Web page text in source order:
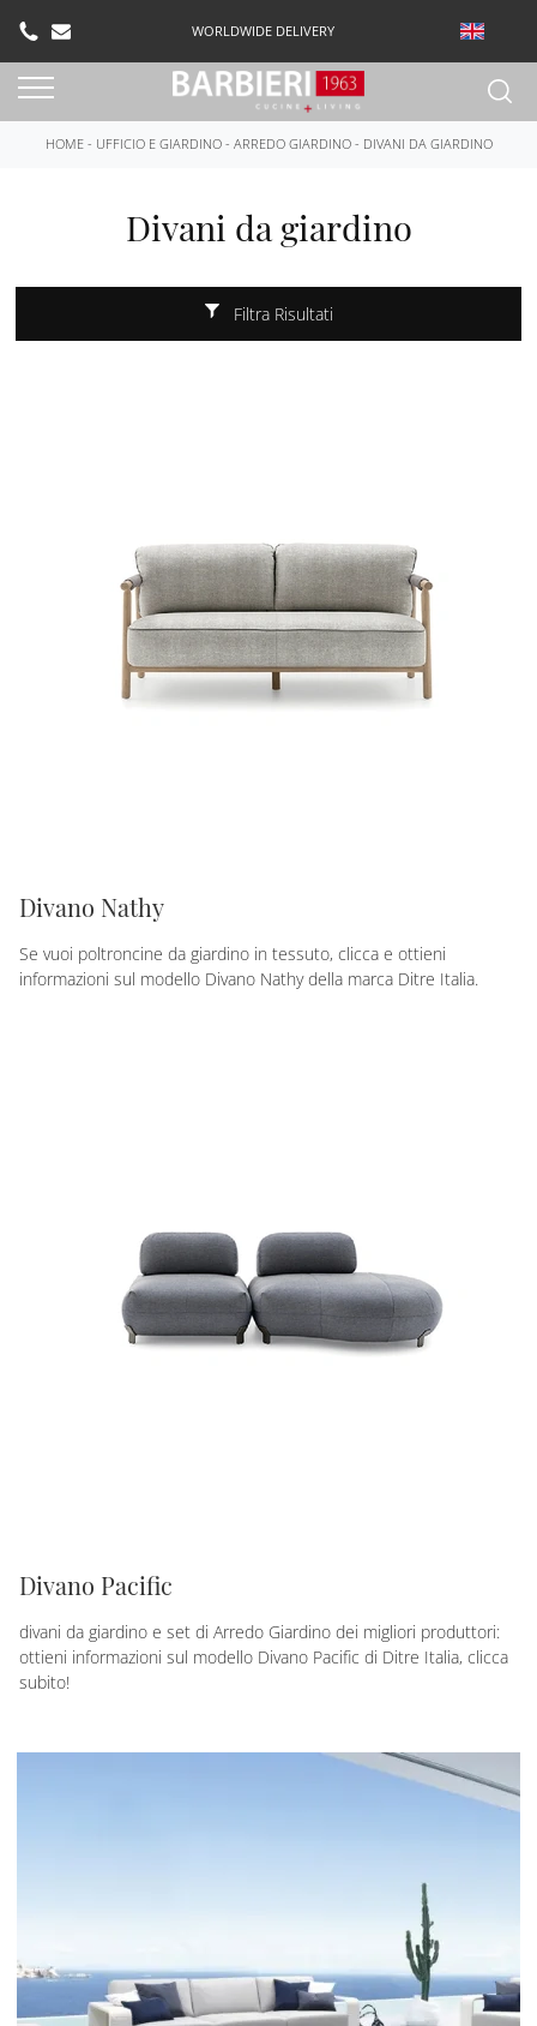
WORLDWIDE DELIVERY
HOME- UFFICIO E GIARDINO- ARREDO GIARDINO- DIVANI DA GIARDINO
Divani da giardino
Filtra Risultati
Divano Nathy
Se vuoi poltroncine da giardino in tessuto, clicca e ottieni
informazioni sul modello Divano Nathy della marca Ditre Italia.
Divano Pacific
divani da giardino e set di Arredo Giardino dei migliori produttori:
ottieni informazioni sul modello Divano Pacific di Ditre Italia, clicca
subito!